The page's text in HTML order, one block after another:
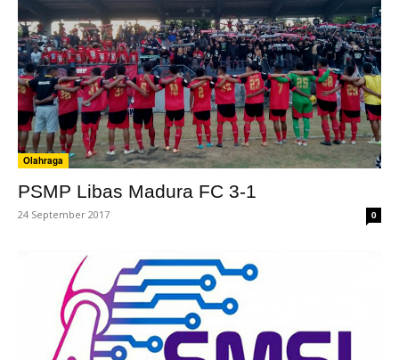
Olahraga
PSMP Libas Madura FC 3-1
24 September 2017 0